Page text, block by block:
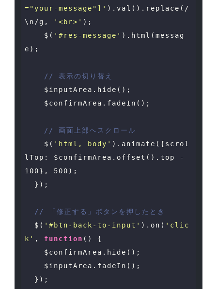
="your-message"]' ).val().replace( /
\n/g , '<br>' );
    $(
'#res-message' ).html(messag
e);
// 表示の切り替え
// 画面上部へスクロール
    $(
'html, body' ).animate({ scrol
lTop
100}, 500 );
// 「修正する」ボタンを押したとき
  $(
'#btn-back-to-input' ).on( 'clic
k' , function ( ) {